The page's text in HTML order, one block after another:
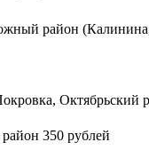
район
Октябрьский
350 рублей